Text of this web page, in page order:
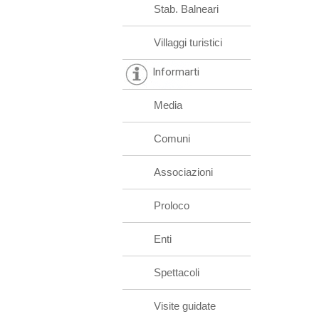
Stab. Balneari
Villaggi turistici
Informarti
Media
Comuni
Associazioni
Proloco
Enti
Spettacoli
Visite guidate